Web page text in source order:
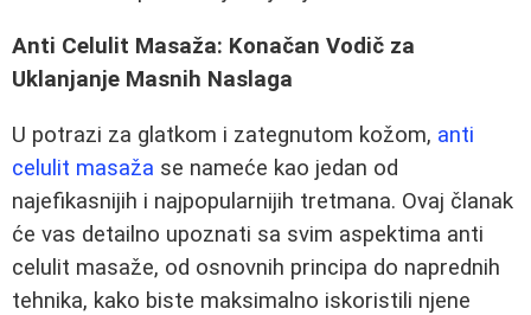
Anti Celulit Masaža: Konačan Vodič za
Uklanjanje Masnih Naslaga
U potrazi za glatkom i zategnutom kožom, anti
celulit masaža se nameće kao jedan od
najefikasnijih i najpopularnijih tretmana. Ovaj članak
će vas detailno upoznati sa svim aspektima anti
celulit masaže, od osnovnih principa do naprednih
tehnika, kako biste maksimalno iskoristili njene